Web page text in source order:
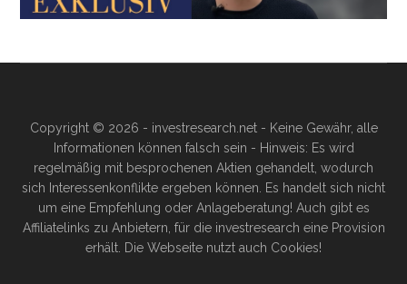
Copyright © 2026 - investresearch.net - Keine Gewähr, alle
Informationen können falsch sein - Hinweis: Es wird
regelmäßig mit besprochenen Aktien gehandelt, wodurch
sich Interessenkonflikte ergeben können. Es handelt sich nicht
um eine Empfehlung oder Anlageberatung! Auch gibt es
Affiliatelinks zu Anbietern, für die investresearch eine Provision
erhält. Die Webseite nutzt auch Cookies!